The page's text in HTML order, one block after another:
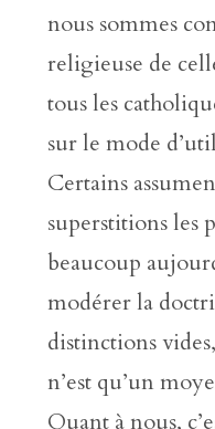
nous sommes
religieuse de
tous les
sur le mode
Certains
superstitions les
beaucoup
modérer la
distinctions
n’est qu’un
Quant à nous,